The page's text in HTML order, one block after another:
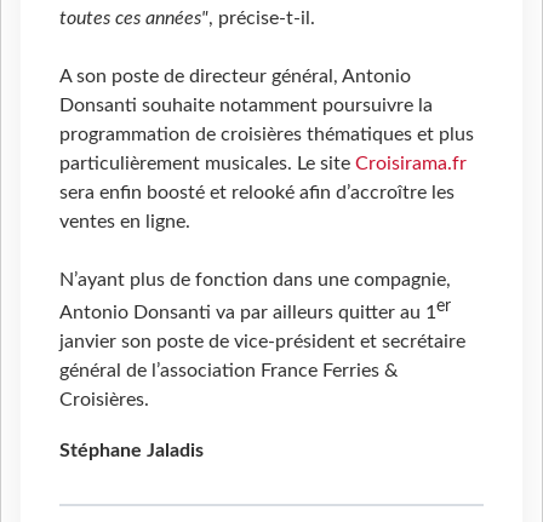
toutes ces années", précise-t-il.
A son poste de directeur général, Antonio
Donsanti souhaite notamment poursuivre la
programmation de croisières thématiques et plus
particulièrement musicales. Le site Croisirama.fr
sera enfin boosté et relooké afin d’accroître les
ventes en ligne.
N’ayant plus de fonction dans une compagnie,
Antonio Donsanti va par ailleurs quitter au 1 er
janvier son poste de vice-président et secrétaire
général de l’association France Ferries &
Croisières.
Stéphane Jaladis